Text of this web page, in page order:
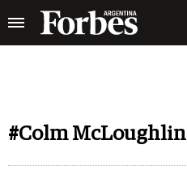
#Colm McLoughlin